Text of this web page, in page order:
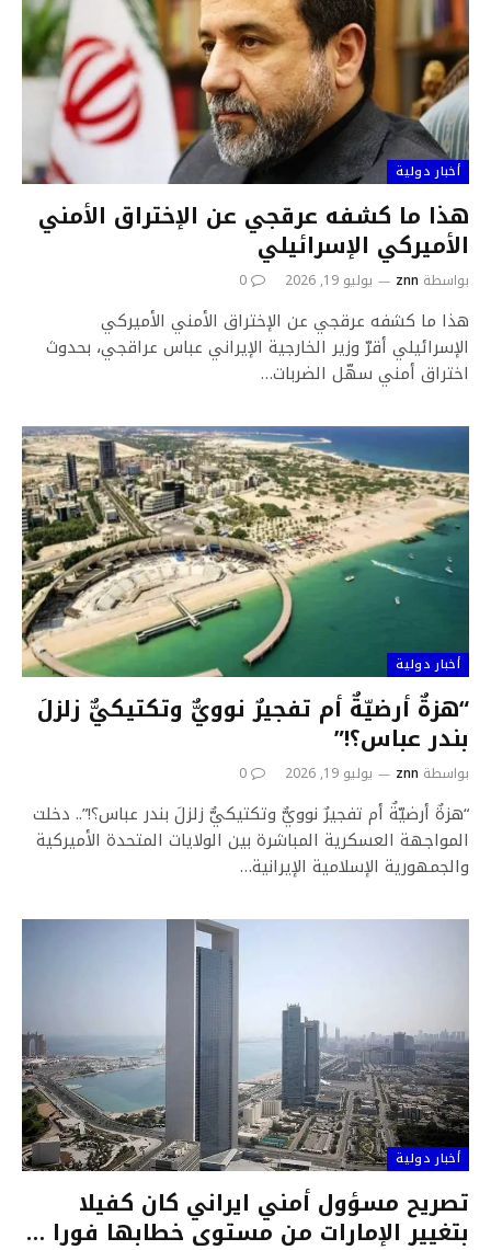
أخبار دولية
هذا ما كشفه عرقجي عن الإختراق الأمني
الأميركي الإسرائيلي
بواسطة znn يوليو 19, 2026 0
هذا ما كشفه عرقجي عن الإختراق الأمني الأميركي
الإسرائيلي أقرّ وزير الخارجية الإيراني عباس عراقجي، بحدوث
اختراق أمني سهّل الضربات…
أخبار دولية
“هزةٌ أرضيّةٌ أم تفجيرٌ نوويٌّ وتكتيكيٌّ زلزلَ
بندر عباس؟!”
بواسطة znn يوليو 19, 2026 0
“هزةٌ أرضيّةٌ أم تفجيرٌ نوويٌّ وتكتيكيٌّ زلزلَ بندر عباس؟!”.. دخلت
المواجهة العسكرية المباشرة بين الولايات المتحدة الأميركية
والجمهورية الإسلامية الإيرانية…
أخبار دولية
تصريح مسؤول أمني ايراني كان كفيلا
بتغيير الإمارات من مستوى خطابها فورا …